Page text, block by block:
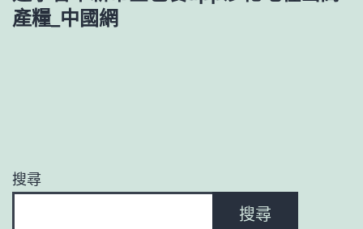
產糧_中國網
搜尋
搜尋